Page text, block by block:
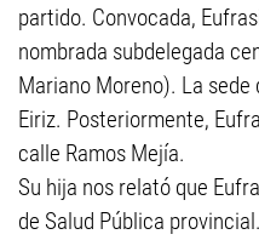
partido. Convocada,
nombrada subdelegada
Mariano Moreno). La
Eiriz. Posteriormente,
calle Ramos Mejía.
Su hija nos relató que
de Salud Pública provincial.